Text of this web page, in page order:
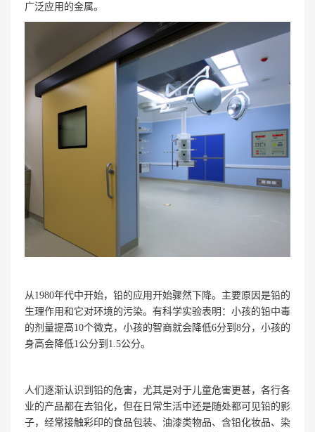
广泛应用的金属。
从1980年代中开始，铅的应用开始骤然下降。主要原因是铅的
生理作用和它对环境的污染。有科学实验表明：小孩的铅中毒
的剂量提高10个微克，小孩的智商就会降低6分到8分，小孩的
身高会降低1公分到1.5公分。
人们逐渐认识到铅的危害，尤其是对于儿童危害更甚，各行各
业的产品都在去铅化，但在日常生活中还是随处都可见铅的影
子，经常接触彩印的食品包装、油漆类物品、含铅化妆品、染